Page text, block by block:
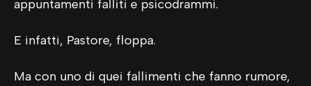
appuntamenti falliti e psicodrammi.
E infatti, Pastore, floppa.
Ma con uno di quei fallimenti che fanno rumore,